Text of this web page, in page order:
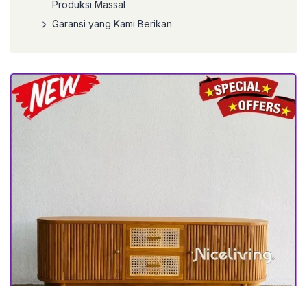
Produksi Massal
Garansi yang Kami Berikan